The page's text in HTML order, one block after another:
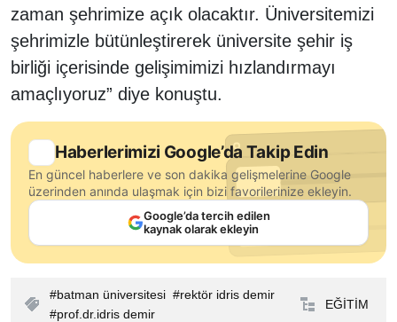
zaman şehrimize açık olacaktır. Üniversitemizi
şehrimizle bütünleştirerek üniversite şehir iş
birliği içerisinde gelişimimizi hızlandırmayı
amaçlıyoruz” diye konuştu.
Haberlerimizi Google’da Takip Edin
En güncel haberlere ve son dakika gelişmelerine Google
üzerinden anında ulaşmak için bizi favorilerinize ekleyin.
Google’da tercih edilen
kaynak olarak ekleyin
batman üniversitesi
rektör idris demir
prof.dr.idris demir
EĞİTİM